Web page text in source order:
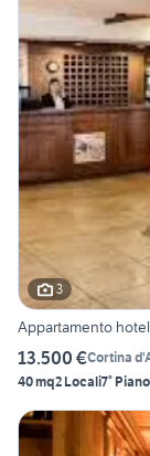
3
Appartamento
13.500 €Cortina
40 mq2 Locali7° Piano